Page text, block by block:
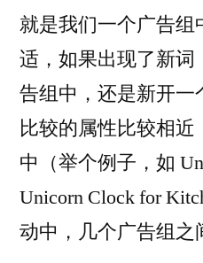
就是我们一个广告组
适，如果出现了新
告组中，还是新开一
比较的属性比较相
中（举个例子，如
Unicorn Clock for
动中，几个广告组之